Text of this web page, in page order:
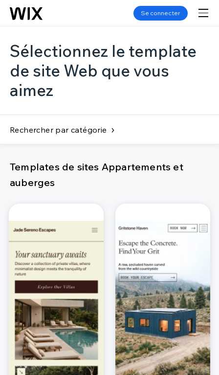
Se connecter
Sélectionnez le template
de site Web que vous
aimez
Rechercher par catégorie
Templates de sites Appartements et
auberges